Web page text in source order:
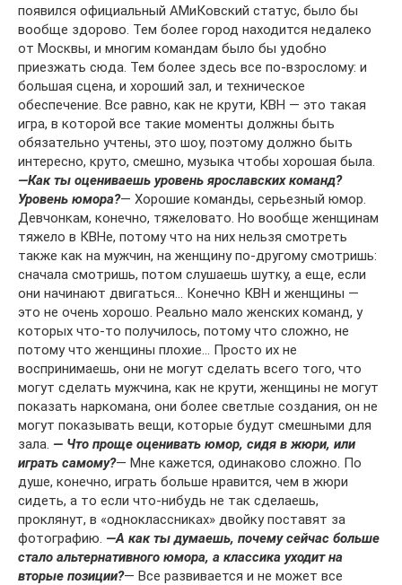
появился официальный АМиКовский статус, было бы
вообще здорово. Тем более город находится недалеко
от Москвы, и многим командам было бы удобно
приезжать сюда. Тем более здесь все по-взрослому: и
большая сцена, и хороший зал, и техническое
обеспечение. Все равно, как не крути, КВН — это такая
игра, в которой все такие моменты должны быть
обязательно учтены, это шоу, поэтому должно быть
интересно, круто, смешно, музыка чтобы хорошая была.
—Как ты оцениваешь уровень ярославских команд?
Уровень юмора?— Хорошие команды, серьезный юмор.
Девчонкам, конечно, тяжеловато. Но вообще женщинам
тяжело в КВНе, потому что на них нельзя смотреть
также как на мужчин, на женщину по-другому смотришь:
сначала смотришь, потом слушаешь шутку, а еще, если
они начинают двигаться… Конечно КВН и женщины —
это не очень хорошо. Реально мало женских команд, у
которых что-то получилось, потому что сложно, не
потому что женщины плохие… Просто их не
воспринимаешь, они не могут сделать всего того, что
могут сделать мужчина, как не крути, женщины не могут
показать наркомана, они более светлые создания, он не
могут показывать вещи, которые будут смешными для
зала. — Что проще оценивать юмор, сидя в жюри, или
играть самому?— Мне кажется, одинаково сложно. По
душе, конечно, играть больше нравится, чем в жюри
сидеть, а то если что-нибудь не так сделаешь,
проклянут, в «одноклассниках» двойку поставят за
фотографию. —А как ты думаешь, почему сейчас больше
стало альтернативного юмора, а классика уходит на
вторые позиции?— Все развивается и не может все